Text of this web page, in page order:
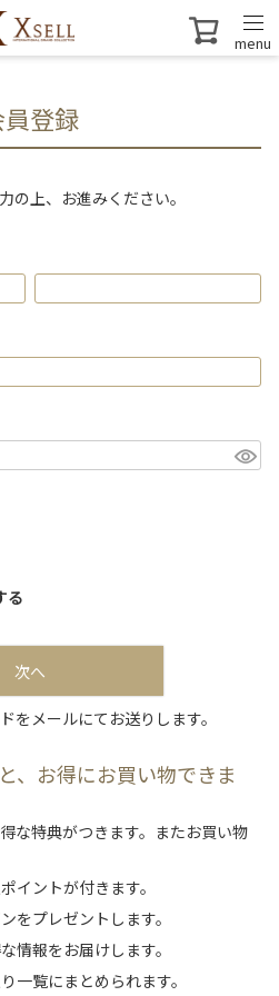
menu
登録
の上、お進みください。
る
次へ
をメールにてお送りします。
、お得にお買い物できま
な特典がつきます。またお買い物
イントが付きます。
をプレゼントします。
情報をお届けします。
一覧にまとめられます。